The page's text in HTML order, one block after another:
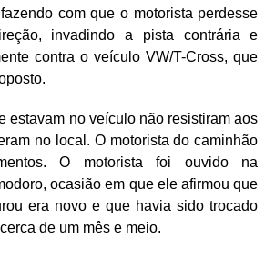
com que o motorista perdesse
invadindo a pista contrária e
contra o veículo VW/T-Cross, que
estavam no veículo não resistiram aos
no local. O motorista do caminhão
O motorista foi ouvido na
ocasião em que ele afirmou que
era novo e que havia sido trocado
de um mês e meio.